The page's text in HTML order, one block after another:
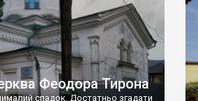
Феодора Тирона
спадок. Достатньо згадати